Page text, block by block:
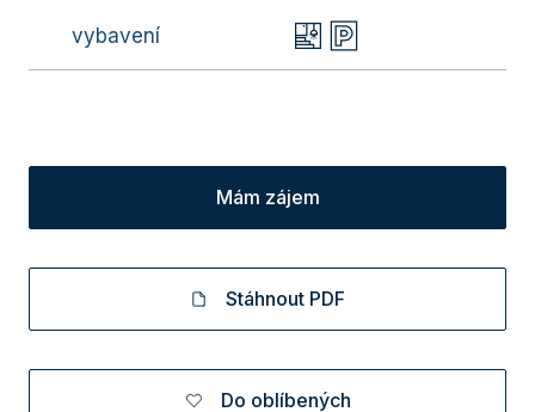
vybavení
Mám zájem
Stáhnout PDF
Do oblíbených